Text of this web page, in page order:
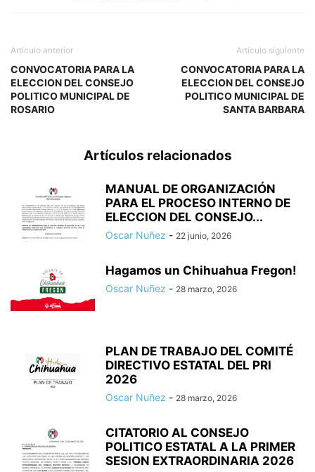
Artículo anterior
CONVOCATORIA PARA LA
ELECCION DEL CONSEJO
POLITICO MUNICIPAL DE
ROSARIO
Artículo siguiente
CONVOCATORIA PARA LA
ELECCION DEL CONSEJO
POLITICO MUNICIPAL DE
SANTA BARBARA
Artículos relacionados
MANUAL DE ORGANIZACIÓN
PARA EL PROCESO INTERNO DE
ELECCION DEL CONSEJO...
Oscar Nuñez - 22 junio, 2026
Hagamos un Chihuahua Fregon!
Oscar Nuñez - 28 marzo, 2026
PLAN DE TRABAJO DEL COMITÉ
DIRECTIVO ESTATAL DEL PRI
2026
Oscar Nuñez - 28 marzo, 2026
CITATORIO AL CONSEJO
POLITICO ESTATAL A LA PRIMER
SESION EXTRAORDINARIA 2026